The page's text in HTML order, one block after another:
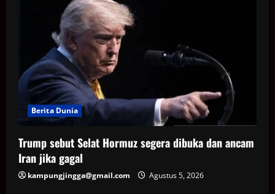
Berita Dunia
Trump sebut Selat Hormuz segera dibuka dan ancam
Iran jika gagal
kampungjingga@gmail.com Agustus 5, 2026